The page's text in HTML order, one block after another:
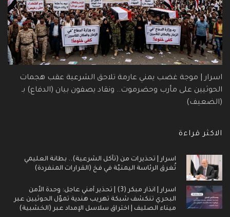
اسرار | موجة غضب يمني عارمة تلاحق الشرعية عقب هجمات
الحوثيين على مأرب وحضرموت.. ونقاد يصفون بيان (الدفاع) بـ
(الضعيف)
الاكثر قراءة
اسرار | تحذيرات من (تآكل الشرعية).. بطانة العليمي
تُغرق الرئاسة اليمنيّة في فخ (القرارات المنفردة)
اسرار | انذار مبكر (3) | تحذير أمني عاجل: وحدة الأمن
البحري تنكشف شبكة تهريب هندية تموّل الحوثيين عبر
ميناء الصليف | اختراق سلاسل الإمداد عبر (الخشبية)